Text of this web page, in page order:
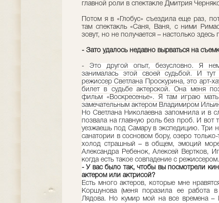
главной роли в спектакле Дмитрия
Потом я в «Глобус» съездила еще раз,
там спектакль «Саня, Ваня, с ними
зовут, но не получается – настолько
- Зато удалось недавно вырваться на
- Это другой опыт, безусловно. Я
занималась этой своей судьбой. И тут
режиссер Светлана Проскурина, это арт-
билет в судьбе актерской. Она меня
фильм «Воскресенье». Я там играю
замечательным актером Владимиром
Но Светлана Николаевна запомнила и в
позвала на главную роль без проб. И
уезжаешь под Самару в экспедицию. Три
санатории в сосновом бору, озеро
холод страшный – в общем, эмоций
Александра Ребенок, Алексей Вертков,
когда есть такое совпадение с режиссером.
- У вас было так, чтобы вы посмотрели
актером или актрисой?
Есть много актеров, которые мне
Коршунова (меня поразила ее работа
Лядова. Но кумир мой на все времена –